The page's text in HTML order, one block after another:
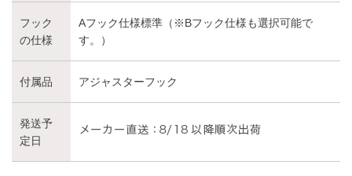
フック
の仕様
Aフック仕様標準（※Bフック仕様も選択可能で
す。）
付属品 アジャスターフック
発送予
定日